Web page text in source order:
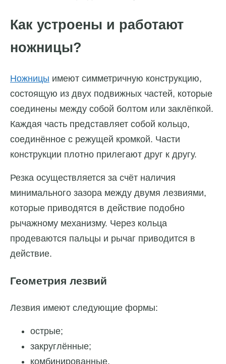
Как устроены и работают
ножницы?
Ножницы имеют симметричную конструкцию,
состоящую из двух подвижных частей, которые
соединены между собой болтом или заклёпкой.
Каждая часть представляет собой кольцо,
соединённое с режущей кромкой. Части
конструкции плотно прилегают друг к другу.
Резка осуществляется за счёт наличия
минимального зазора между двумя лезвиями,
которые приводятся в действие подобно
рычажному механизму. Через кольца
продеваются пальцы и рычаг приводится в
действие.
Геометрия лезвий
Лезвия имеют следующие формы:
острые;
закруглённые;
комбинированные.